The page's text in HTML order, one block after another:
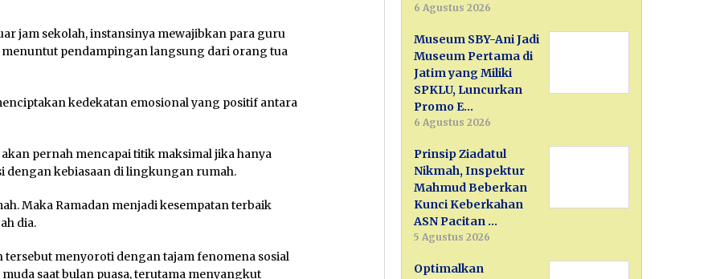
jam sekolah, instansinya mewajibkan para guru
pendampingan langsung dari orang tua
kedekatan emosional yang positif antara
pernah mencapai titik maksimal jika hanya
dengan kebiasaan di lingkungan rumah.
Maka Ramadan menjadi kesempatan terbaik
dia.
menyoroti dengan tajam fenomena sosial
saat bulan puasa, terutama menyangkut
6 Agustus 2026
Museum SBY-Ani Jadi
Museum Pertama di
Jatim yang Miliki
SPKLU, Luncurkan
Promo E…
6 Agustus 2026
Prinsip Ziadatul
Nikmah, Inspektur
Mahmud Beberkan
Kunci Keberkahan
ASN Pacitan …
5 Agustus 2026
Optimalkan